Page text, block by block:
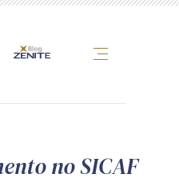
conoscono SICAF